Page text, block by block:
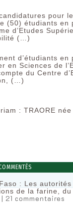
pour
(50) étudiants en
d’Etudes
(…)
d’étudiants en
en Sciences de
du Centre
(…)
: TRAORE
: Les
de la farine,
| 21 commentaires